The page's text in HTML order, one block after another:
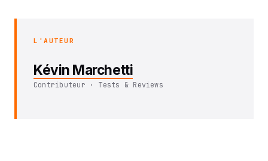
L'AUTEUR
Kévin Marchetti
Contributeur · Tests & Reviews